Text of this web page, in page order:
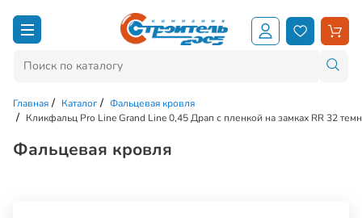
Главная Каталог
Фальцевая кровля
Кликфальц Pro Line Grand Line 0,45 Драп с пленкой на замках RR 32
Фальцевая кровля